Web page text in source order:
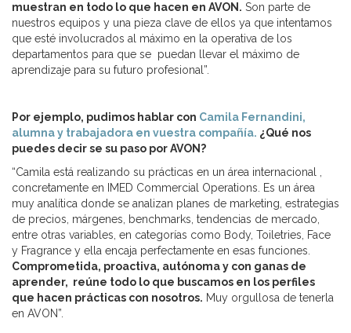
muestran en todo lo que hacen en AVON. Son parte de
nuestros equipos y una pieza clave de ellos ya que intentamos
que esté involucrados al máximo en la operativa de los
departamentos para que se puedan llevar el máximo de
aprendizaje para su futuro profesional”.
Por ejemplo, pudimos hablar con Camila Fernandini,
alumna y trabajadora en vuestra compañía. ¿Qué nos
puedes decir se su paso por AVON?
“Camila está realizando su prácticas en un área internacional ,
concretamente en IMED Commercial Operations. Es un área
muy analítica donde se analizan planes de marketing, estrategias
de precios, márgenes, benchmarks, tendencias de mercado,
entre otras variables, en categorías como Body, Toiletries, Face
y Fragrance y ella encaja perfectamente en esas funciones.
Comprometida, proactiva, autónoma y con ganas de
aprender, reúne todo lo que buscamos en los perfiles
que hacen prácticas con nosotros. Muy orgullosa de tenerla
en AVON”.